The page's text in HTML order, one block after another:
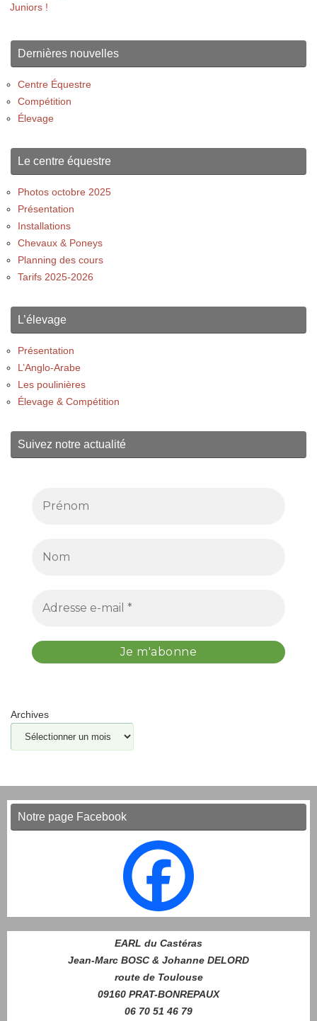
Juniors !
Dernières nouvelles
Centre Équestre
Compétition
Élevage
Le centre équestre
Photos octobre 2025
Présentation
Installations
Chevaux & Poneys
Planning des cours
Tarifs 2025-2026
L’élevage
Présentation
L’Anglo-Arabe
Les poulinières
Élevage & Compétition
Suivez notre actualité
Archives
Notre page Facebook
EARL du Castéras
Jean-Marc BOSC & Johanne DELORD
route de Toulouse
09160 PRAT-BONREPAUX
06 70 51 46 79